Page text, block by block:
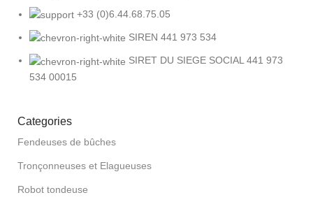
+33 (0)6.44.68.75.05
SIREN 441 973 534
SIRET DU SIEGE SOCIAL 441 973
534 00015
Categories
Fendeuses de bûches
Tronçonneuses et Elagueuses
Robot tondeuse